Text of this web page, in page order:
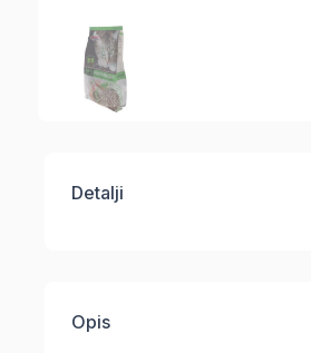
Detalji
Opis